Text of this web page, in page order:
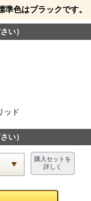
色はブラックです。
い）
ッド
い）
購入セットを
詳しく